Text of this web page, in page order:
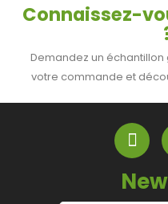
Connaissez-
Demandez un
votre commande et